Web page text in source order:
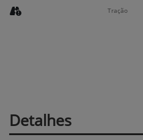
Tração
Detalhes